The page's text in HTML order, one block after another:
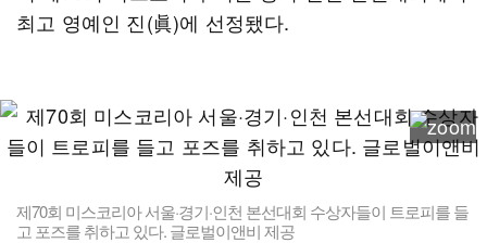
최고 영예인 진(眞)에 선정됐다.
제70회 미스코리아 서울·경기·인천 본선대회 수상자들이 트로피를 들
고 포즈를 취하고 있다. 글로벌이앤비 제공